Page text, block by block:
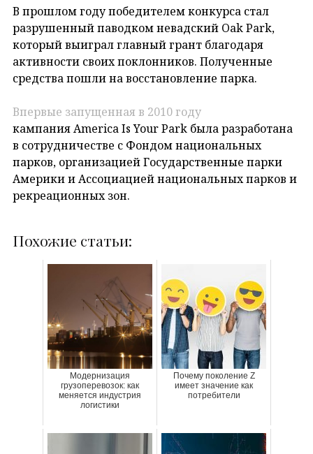
В прошлом году победителем конкурса стал
разрушенный паводком невадский Oak Park,
который выиграл главный грант благодаря
активности своих поклонников. Полученные
средства пошли на восстановление парка.
Впервые запущенная в 2010 году
кампания America Is Your Park была разработана
в сотрудничестве с Фондом национальных
парков, организацией Государственные парки
Америки и Ассоциацией национальных парков и
рекреационных зон.
Похожие статьи:
Модернизация
грузоперевозок: как
меняется индустрия
логистики
Почему поколение Z
имеет значение как
потребители